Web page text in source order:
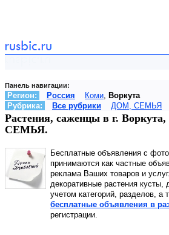
Панель навигации:
Регион: Россия Коми, Воркута
Рубрика:
Все рубрики ДОМ, СЕМЬЯ
Растения, саженцы в г.
СЕМЬЯ.
Бесплатные объявления с
принимаются как частные
реклама Ваших товаров и
декоративные растения
учетом категорий, разделов,
бесплатные объявления в
регистрации.